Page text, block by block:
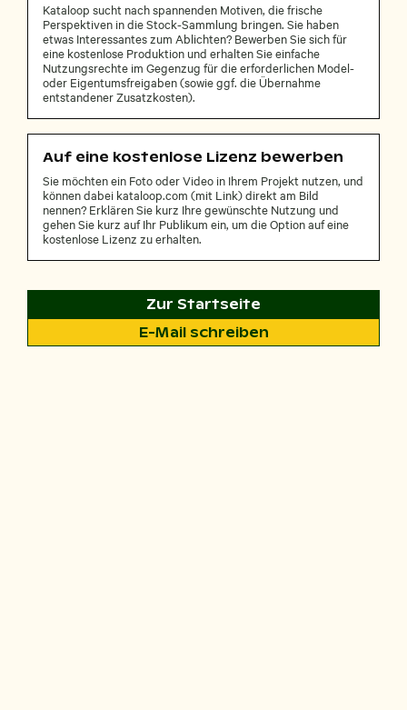
Kataloop sucht nach spannenden Motiven, die frische
Perspektiven in die Stock-Sammlung bringen. Sie haben
etwas Interessantes zum Ablichten? Bewerben Sie sich für
eine kostenlose Produktion und erhalten Sie einfache
Nutzungsrechte im Gegenzug für die erforderlichen Model-
oder Eigentumsfreigaben (sowie ggf. die Übernahme
entstandener Zusatzkosten).
Auf eine kostenlose Lizenz bewerben
Sie möchten ein Foto oder Video in Ihrem Projekt nutzen, und
können dabei kataloop.com (mit Link) direkt am Bild
nennen? Erklären Sie kurz Ihre gewünschte Nutzung und
gehen Sie kurz auf Ihr Publikum ein, um die Option auf eine
kostenlose Lizenz zu erhalten.
Zur Startseite
E-Mail schreiben